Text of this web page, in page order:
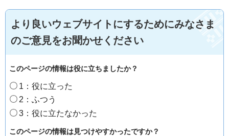
より良いウェブサイトにするためにみなさま
のご意見をお聞かせください
このページの情報は役に立ちましたか？
1：役に立った
2：ふつう
3：役に立たなかった
このページの情報は見つけやすかったですか？